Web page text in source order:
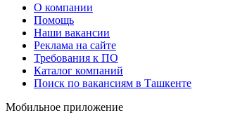
О компании
Помощь
Наши вакансии
Реклама на сайте
Требования к ПО
Каталог компаний
Поиск по вакансиям в Ташкенте
Мобильное приложение